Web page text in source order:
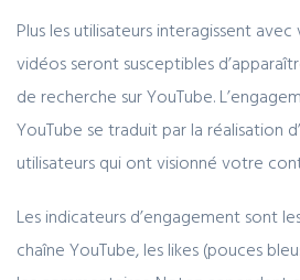
Plus les utilisateurs interagissent
vidéos seront susceptibles
de recherche sur YouTube.
YouTube se traduit par la réalisation
utilisateurs qui ont visionné votre
Les indicateurs d’engagement sont
chaîne YouTube, les likes (pouces